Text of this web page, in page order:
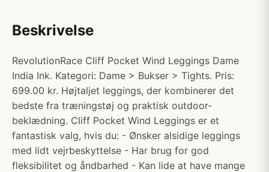
Beskrivelse
RevolutionRace Cliff Pocket Wind Leggings Dame
India Ink. Kategori: Dame > Bukser > Tights. Pris:
699.00 kr. Højtaljet leggings, der kombinerer det
bedste fra træningstøj og praktisk outdoor-
beklædning. Cliff Pocket Wind Leggings er et
fantastisk valg, hvis du: - Ønsker alsidige leggings
med lidt vejrbeskyttelse - Har brug for god
fleksibilitet og åndbarhed - Kan lide at have mange